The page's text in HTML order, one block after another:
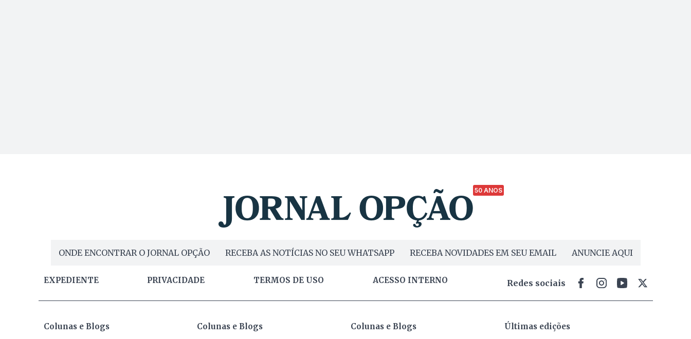
50 ANOS
ONDE ENCONTRAR O JORNAL OPÇÃO RECEBA AS NOTÍCIAS NO SEU WHATSAPP RECEBA NOVIDADES EM SEU EMAIL ANUNCIE AQUI
EXPEDIENTE PRIVACIDADE TERMOS DE USO ACESSO INTERNO Redes sociais
Colunas e Blogs Colunas e Blogs Colunas e Blogs Últimas edições